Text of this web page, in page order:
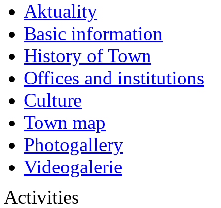
Aktuality
Basic information
History of Town
Offices and institutions
Culture
Town map
Photogallery
Videogalerie
Activities